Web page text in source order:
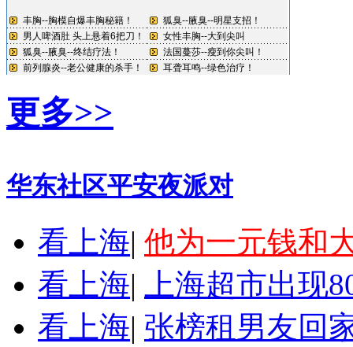
更多>>
华东社区平安夜派对
看上海| 他为一元钱和
看上海|
上海超市出现
看上海| 张榜租男友回